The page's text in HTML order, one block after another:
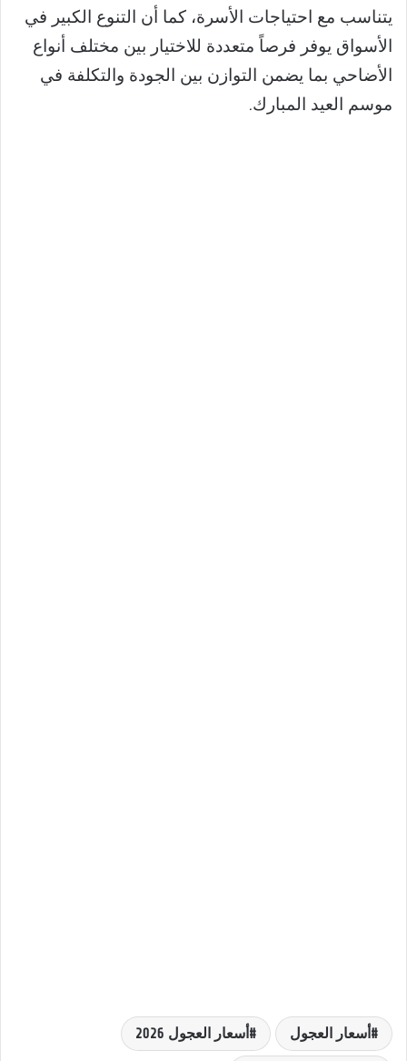
يتناسب مع احتياجات الأسرة، كما أن التنوع الكبير في
الأسواق يوفر فرصاً متعددة للاختيار بين مختلف أنواع
الأضاحي بما يضمن التوازن بين الجودة والتكلفة في
موسم العيد المبارك.
أسعار العجول أسعار العجول 2026